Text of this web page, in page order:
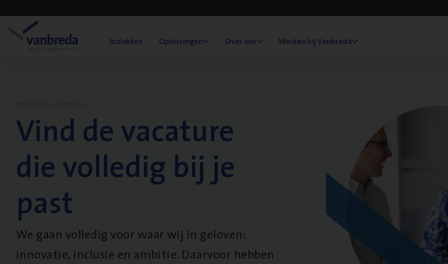
Inzichten Oplossingen Over ons Werken bij Vanbreda
Vind de vacature
die volledig bij je
past
We gaan volledig voor waar wij in geloven:
innovatie, inclusie en ambitie. Daarvoor hebben